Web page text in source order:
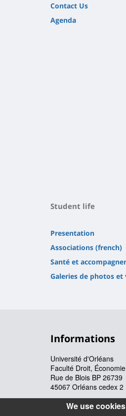
Contact Us
Agenda
Student life
Presentation
Associations (french)
Santé et
Galeries de photos et
Informations
Université d'Orléans
Faculté Droit,
Rue de Blois BP 26739
45067 Orléans cedex 2
Accueil : 02 38 41 70 31
Courriel :
We use